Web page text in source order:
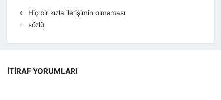
Hiç bir kızla iletişimin olmaması
sözlü
İTIRAF YORUMLARI